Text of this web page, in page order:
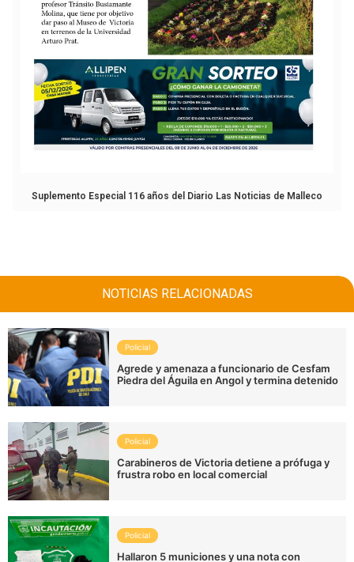
Suplemento Especial 116 años del Diario Las Noticias de Malleco
NOTICIAS RELACIONADAS
Policial
Agrede y amenaza a funcionario de Cesfam
Piedra del Águila en Angol y termina detenido
Policial
Carabineros de Victoria detiene a prófuga y
frustra robo en local comercial
Policial
Hallaron 5 municiones y una nota con